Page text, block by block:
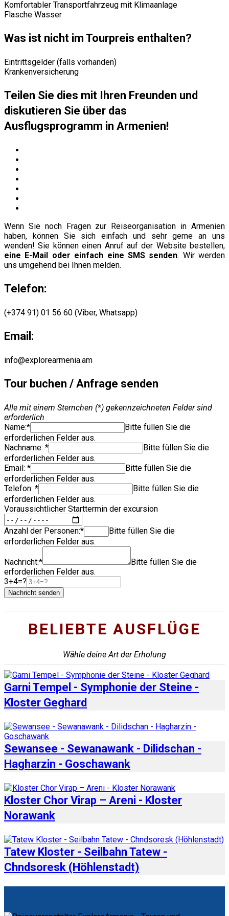
Komfortabler Transportfahrzeug mit Klimaanlage
Flasche Wasser
Was ist nicht im Tourpreis enthalten?
Eintrittsgelder (falls vorhanden)
Krankenversicherung
Teilen Sie dies mit Ihren Freunden und
diskutieren Sie über das
Ausflugsprogramm in Armenien!
Wenn Sie noch Fragen zur Reiseorganisation in Armenien
haben, können Sie sich einfach und sehr gerne an uns
wenden! Sie können einen Anruf auf der Website bestellen,
eine E-Mail oder einfach eine SMS senden. Wir werden
uns umgehend bei Ihnen melden.
Telefon:
(+374 91) 01 56 60 (Viber, Whatsapp)
Email:
info@explorearmenia.am
Tour buchen / Anfrage senden
Alle mit einem Sternchen (*) gekennzeichneten Felder sind
erforderlich
Name:*
Bitte füllen Sie die
erforderlichen Felder aus.
Nachname: *
Bitte füllen Sie die
erforderlichen Felder aus.
Email: *
Bitte füllen Sie die
erforderlichen Felder aus.
Telefon: *
Bitte füllen Sie die
erforderlichen Felder aus.
Voraussichtlicher Starttermin der excursion
Anzahl der Personen:*
Bitte füllen Sie die
erforderlichen Felder aus.
Nachricht:*
Bitte füllen Sie die
erforderlichen Felder aus.
3+4=?
Nachricht senden
BELIEBTE AUSFLÜGE
Wähle deine Art der Erholung
Garni Tempel - Symphonie der Steine -
Kloster Geghard
Sewansee - Sewanawank - Dilidschan -
Hagharzin - Goschawank
Kloster Chor Virap – Areni - Kloster
Norawank
Tatew Kloster - Seilbahn Tatew -
Chndsoresk (Höhlenstadt)